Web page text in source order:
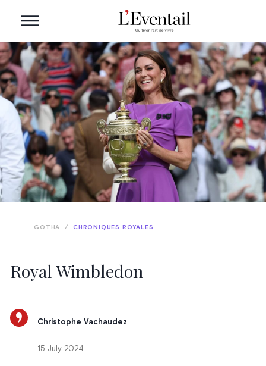
Royal Wimbledon
GOTHA / CHRONIQUES ROYALES
Christophe Vachaudez
15 July 2024